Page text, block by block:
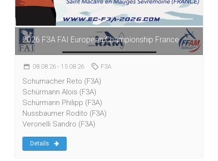
2026 F3A FAI European Championship France
08.08.26 - 15.08.26 F3A
Schumacher Reto (F3A)
Schürmann Alois (F3A)
Schürmann Philipp (F3A)
Nussbaumer Rodito (F3A)
Veronelli Sandro (F3A)
Details